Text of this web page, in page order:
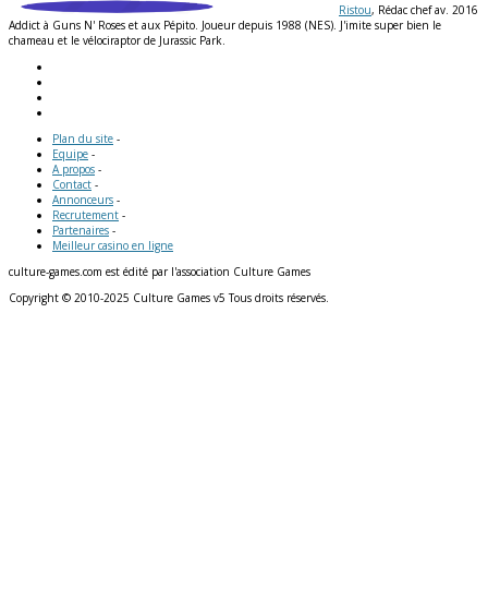
Ristou, Rédac chef av. 2016
Addict à Guns N' Roses et aux Pépito. Joueur depuis 1988 (NES). J'imite super bien le
chameau et le vélociraptor de Jurassic Park.
Plan du site -
Equipe -
A propos -
Contact -
Annonceurs -
Recrutement -
Partenaires -
Meilleur casino en ligne
culture-games.com est édité par l'association Culture Games
Copyright © 2010-2025 Culture Games v5 Tous droits réservés.